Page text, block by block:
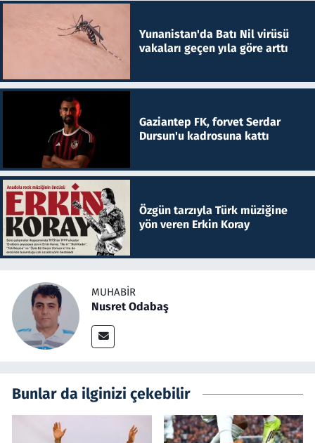
Yunanistan'da Batı Nil virüsü
vakaları geçen yıla göre arttı
Gaziantep FK, forvet Serdar
Dursun'u kadrosuna kattı
Özgün tarzıyla Türk müziğine
yön veren Erkin Koray
MUHABIR
Nusret Odabaş
Bunlar da ilginizi çekebilir